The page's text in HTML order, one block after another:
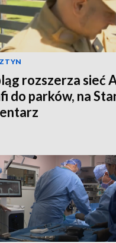
rozszerza sieć
do parków, na